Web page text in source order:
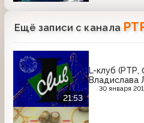
Ещё записи с канала
21:53
L-клуб (РТР,
Владислава
30 января